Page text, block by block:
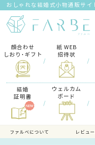
おしゃれな結婚式小物通販サイ
顔合わせ
しおり･ギフト
/
紙 WEB
招待状
/
結婚
証明書
/
ウェルカム
ボード
/
ファルべについて レビュ